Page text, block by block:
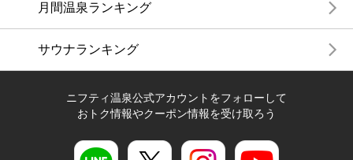
月間温泉ランキング
サウナランキング
ニフティ温泉公式アカウントをフォローして
おトク情報やクーポン情報を受け取ろう